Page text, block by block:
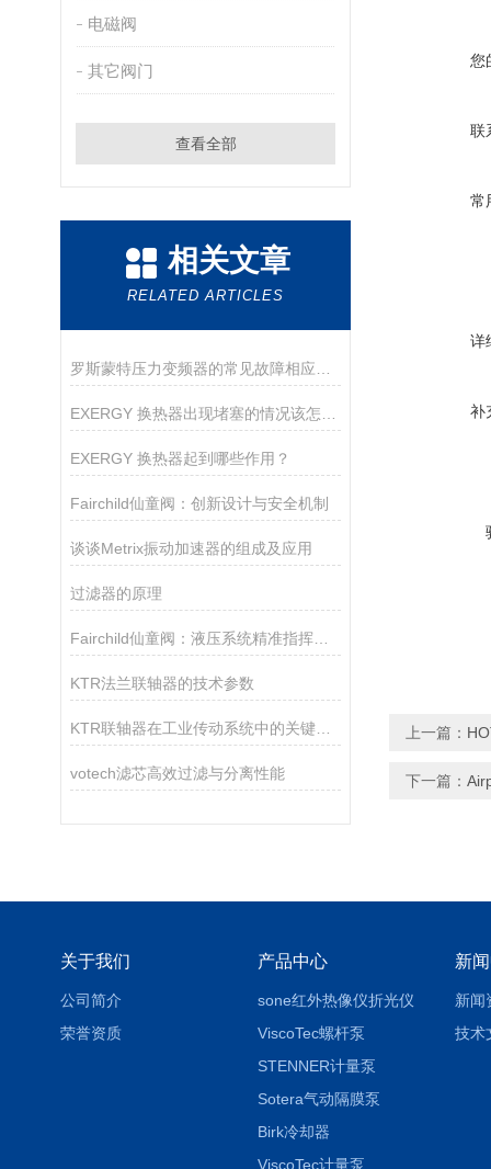
电磁阀
其它阀门
查看全部
相关文章
RELATED ARTICLES
EXERGY 换热器起到哪些作用？
Fairchild仙童阀：创新设计与安全机制
谈谈Metrix振动加速器的组成及应用
过滤器的原理
Fairchild仙童阀：液压系统精准指挥家的秘密
KTR法兰联轴器的技术参数
KTR联轴器在工业传动系统中的关键作用
votech滤芯高效过滤与分离性能
您
联
常
详
补
上一篇：
下一篇：
关于我们
公司简介
荣誉资质
产品中心
sone红外热像仪折光仪
ViscoTec螺杆泵
STENNER计量泵
Sotera气动隔膜泵
Birk冷却器
ViscoTec计量泵
新
新闻
技术